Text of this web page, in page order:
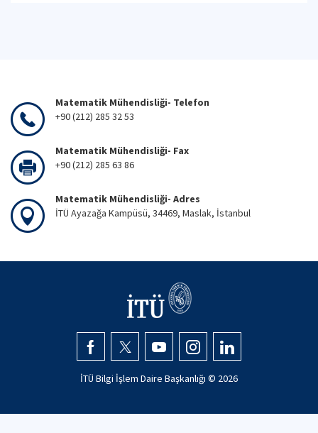
Matematik Mühendisliği- Telefon
+90 (212) 285 32 53
Matematik Mühendisliği- Fax
+90 (212) 285 63 86
Matematik Mühendisliği- Adres
İTÜ Ayazağa Kampüsü, 34469, Maslak, İstanbul
İTÜ Bilgi İşlem Daire Başkanlığı © 2026